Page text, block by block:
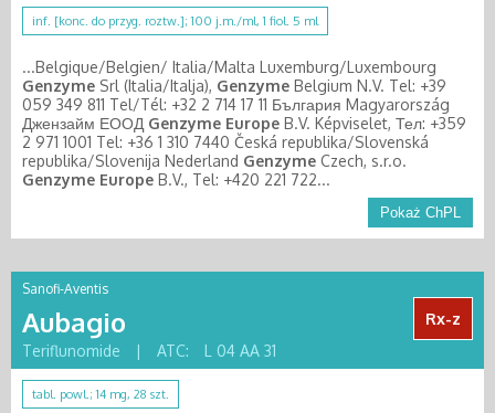
inf. [konc. do przyg. roztw.]; 100 j.m./ml, 1 fiol. 5 ml
...Belgique/Belgien/ Italia/Malta Luxemburg/Luxembourg
Genzyme Srl (Italia/Italja), Genzyme Belgium N.V. Tel: +39
059 349 811 Tel/Tél: +32 2 714 17 11 България Magyarország
Джензайм ЕООД Genzyme Europe B.V. Képviselet, Тел: +359
2 971 1001 Tel: +36 1 310 7440 Česká republika/Slovenská
republika/Slovenija Nederland Genzyme Czech, s.r.o.
Genzyme Europe B.V., Tel: +420 221 722...
Pokaż ChPL
Sanofi-Aventis
Aubagio
Rx-z
Teriflunomide
| ATC: L 04 AA 31
tabl. powl.; 14 mg, 28 szt.